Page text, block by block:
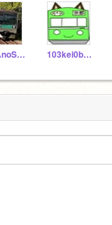
KOYAnoSATO_TV 103kei0bandai